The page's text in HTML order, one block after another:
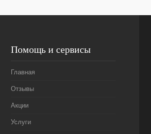
Помощь и сервисы
Главная
Отзывы
Акции
Услуги